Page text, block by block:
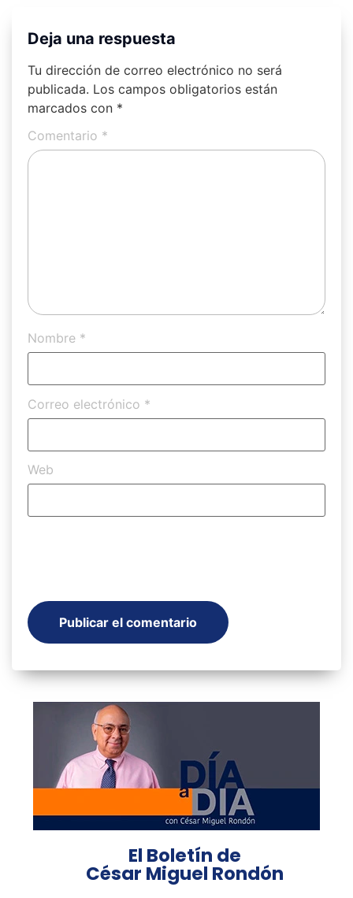
Deja una respuesta
Tu dirección de correo electrónico no será
publicada. Los campos obligatorios están
marcados con *
Comentario *
Nombre *
Correo electrónico *
Web
El Boletín de
César Miguel Rondón